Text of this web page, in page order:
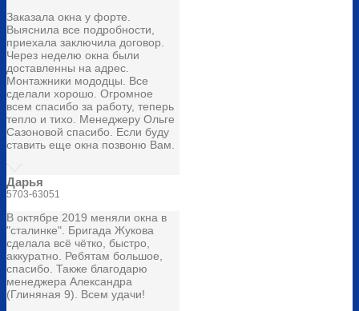
Заказала окна у форте.
Выяснила все подробности,
приехала заключила договор.
Через неделю окна были
доставленны на адрес.
Монтажники мододцы. Все
сделали хорошо. Огромное
всем спасибо за работу, теперь
тепло и тихо. Менеджеру Ольге
Сазоновой спасибо. Если буду
ставить еще окна позвоню Вам.
Дарья
5703-63051
В октябре 2019 меняли окна в
"сталинке". Бригада Жукова
сделала всё чётко, быстро,
аккуратно. Ребятам большое,
спасибо. Также благодарю
менеджера Александра
(Глиняная 9). Всем удачи!